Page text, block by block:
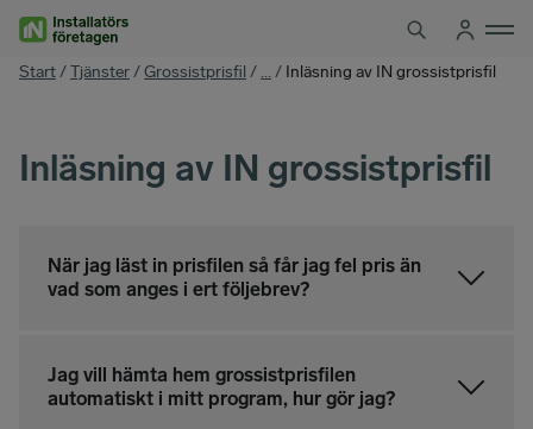
You
Start/Tjänster/Grossistprisfil / ... / Inläsning av IN grossistprisfil
Inläsning av IN grossistprisfil
När jag läst in prisfilen så får jag fel pris än
vad som anges i ert följebrev?
Jag vill hämta hem grossistprisfilen
automatiskt i mitt program, hur gör jag?